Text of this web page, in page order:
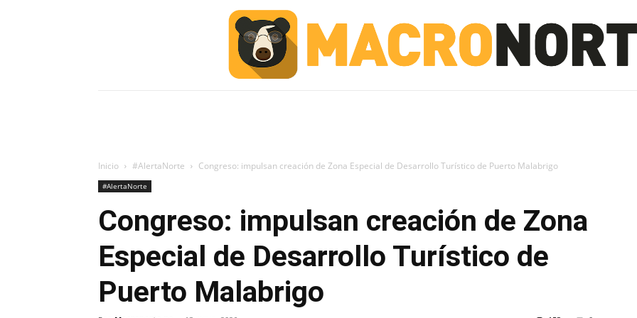
Inicio #AlertaNorte Congreso: impulsan creación de Zona Especial de Desarrollo Turístico de Puerto Malabrigo
#AlertaNorte
Congreso: impulsan creación de Zona
Especial de Desarrollo Turístico de
Puerto Malabrigo